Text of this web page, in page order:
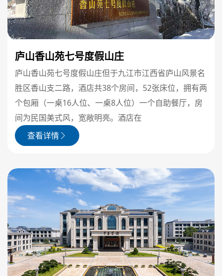
庐山香山苑七号度假山庄
庐山香山苑七号度假山庄但于九江市江西省庐山风景名
胜区香山支二路，酒店共38个房间，52张床位，拥有两
个包厢（一桌16人位、一桌8人位）一个自助餐厅，房
间为民国美式风，宽敞明亮。酒店在
查看详情